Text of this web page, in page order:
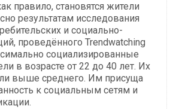
правило, становятся жители
результатам исследования
и социально-
проведённого Trendwatching
социализированные
в возрасте от 22 до 40 лет. Их
выше среднего. Им присуща
к социальным сетям и